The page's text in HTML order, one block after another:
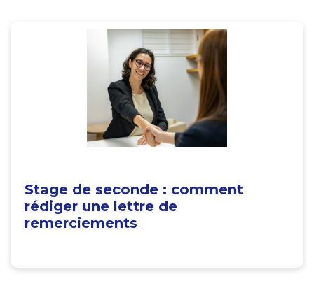
Stage de seconde : comment
rédiger une lettre de
remerciements